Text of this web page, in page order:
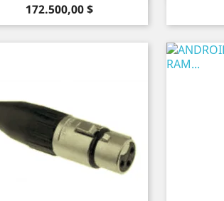
Precio
172.500,00 $